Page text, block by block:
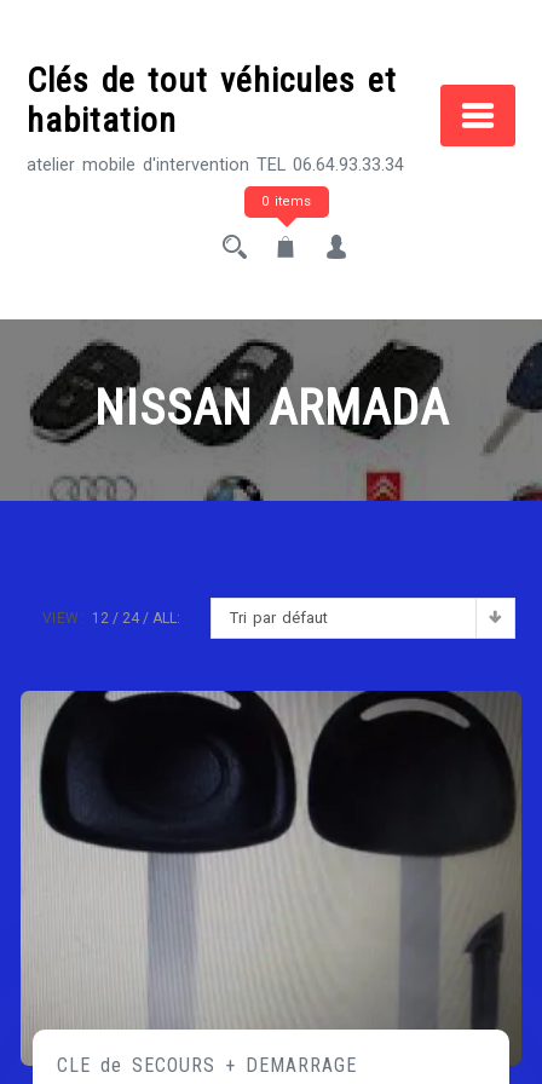
contentClés de tout véhicules et
habitation
atelier mobile d'intervention TEL 06.64.93.33.34
0 items
NISSAN ARMADA
Tri par défaut
VIEW: 12 24 ALL:
CLE de SECOURS + DEMARRAGE